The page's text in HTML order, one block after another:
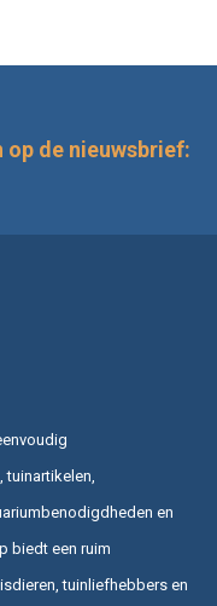
op de nieuwsbrief:
en
biedt een ruim
tuinliefhebbers en